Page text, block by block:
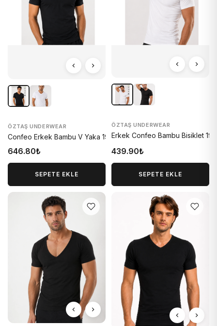
ÖZTAŞ UNDERWEAR
Confeo Erkek Bambu V Yaka 1933-Y
646.80₺
SEPETE EKLE
ÖZTAŞ UNDERWEAR
Erkek Confeo Bambu Bisiklet
439.90₺
SEPETE EKLE